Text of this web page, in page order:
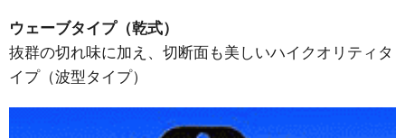
ウェーブタイプ（乾式）
抜群の切れ味に加え、切断面も美しいハイクオリティタ
イプ（波型タイプ）